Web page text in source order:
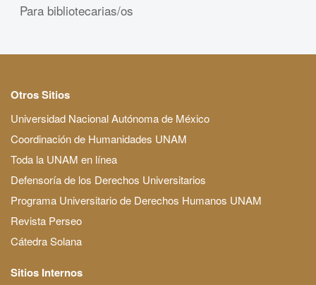
Para bibliotecarias/os
Otros Sitios
Universidad Nacional Autónoma de México
Coordinación de Humanidades UNAM
Toda la UNAM en línea
Defensoría de los Derechos Universitarios
Programa Universitario de Derechos Humanos UNAM
Revista Perseo
Cátedra Solana
Sitios Internos